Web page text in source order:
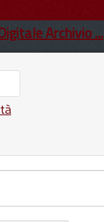
Archivio ...